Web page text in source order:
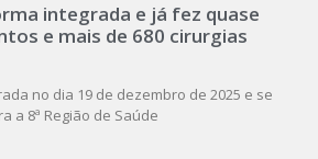
integrada e já fez quase
e mais de 680 cirurgias
no dia 19 de dezembro de 2025 e se
a 8ª Região de Saúde